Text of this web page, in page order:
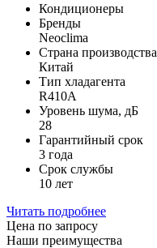
Кондиционеры
Бренды
Neoclima
Страна производства
Китай
Тип хладагента
R410A
Уровень шума, дБ
28
Гарантийный срок
3 года
Срок службы
10 лет
Читать подробнее
Цена по запросу
Наши преимущества